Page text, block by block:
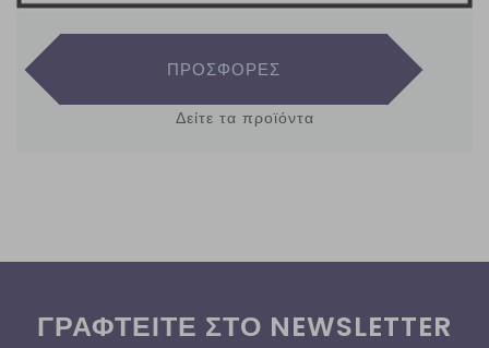
ΠΡΟΣΦΟΡΕΣ
Δείτε τα προϊόντα
ΓΡΑΦΤΕΙΤΕ ΣΤΟ NEWSLETTER